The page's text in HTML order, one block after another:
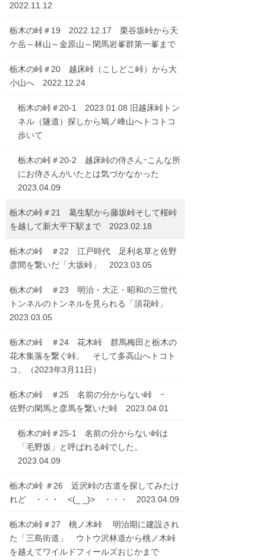
2022.11.12
栃木の峠＃19 2022.12.17 栗谷坂峠から天
ケ岳～林山～金原山～閑馬岩峯群第一峯まで
栃木の峠＃20 越床峠（こしどこ峠）から大
小山へ 2022.12.24
栃木の峠＃20-1 2023.01.08 旧越床峠トン
ネル（隧道）探しから鳩ノ峰山へトコトコ
歩いて
栃木の峠＃20-2 越床峠の侍さんｰこんな所
にお侍さんがいたとは気づかなかった
2023.04.09
栃木の峠＃21 葛生駅から藤坂峠そして桜峠
を越して新大平下駅まで 2023.02.18
栃木の峠 ＃22 江戸時代 足利名草と佐野
彦間を繋いだ「大坂峠」 2023.03.05
栃木の峠 ＃23 明治・大正・昭和の三世代
トンネルのトンネルを見られる「須花峠」
2023.03.05
栃木の峠 ＃24 花木峠 群馬梅田と栃木の
花木集落を繋ぐ峠。 そして多高山へトコト
コ。（2023年3月11日）
栃木の峠 ＃25 名前の分からない峠 ｰ
佐野の閑馬と彦馬を繋いだ峠 2023.04.01
栃木の峠＃25-1 名前の分からない峠は
「毛野坂」と呼ばれる峠でした。
2023.04.09
栃木の峠 ＃26 近沢峠の古道を探してみたけ
れど ・・・ <(_ _)> ・・・ 2023.04.09
栃木の峠＃27 桃ノ木峠 明治期に建設され
た「三島街道」 ウトウ沢林道から桃ノ木峠
を越えてワイルドフィールズおじかまで